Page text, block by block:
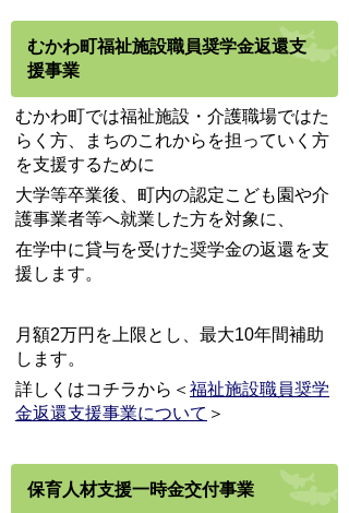
むかわ町福祉施設職員奨学金返還支
援事業
むかわ町では福祉施設・介護職場ではた
らく方、まちのこれからを担っていく方
を支援するために
大学等卒業後、町内の認定こども園や介
護事業者等へ就業した方を対象に、
在学中に貸与を受けた奨学金の返還を支
援します。
月額2万円を上限とし、最大10年間補助
します。
詳しくはコチラから＜ 福祉施設職員奨学
金返還支援事業について ＞
保育人材支援一時金交付事業